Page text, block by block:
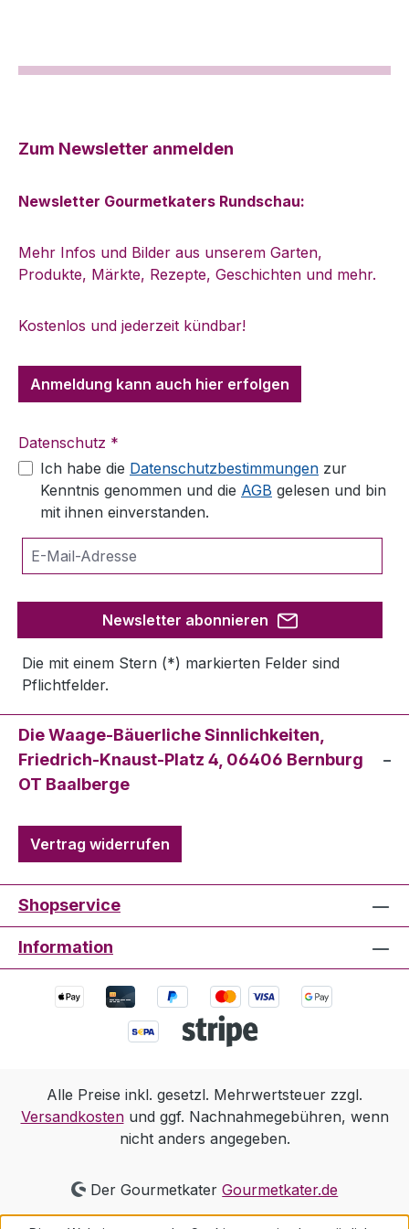
Lieferadresse angeben nicht vergessen!)
Zum Newsletter anmelden
Newsletter Gourmetkaters Rundschau:
Mehr Infos und Bilder aus unserem Garten,
Produkte, Märkte, Rezepte, Geschichten und mehr.
Kostenlos und jederzeit kündbar!
Anmeldung kann auch hier erfolgen
Datenschutz *
Ich habe die Datenschutzbestimmungen zur
Kenntnis genommen und die AGB gelesen und bin
mit ihnen einverstanden.
Newsletter abonnieren
Die mit einem Stern (*) markierten Felder sind
Pflichtfelder.
Die Waage-Bäuerliche Sinnlichkeiten,
Friedrich-Knaust-Platz 4, 06406 Bernburg
OT Baalberge
Vertrag widerrufen
Shopservice
Information
Alle Preise inkl. gesetzl. Mehrwertsteuer zzgl.
Versandkostenund ggf. Nachnahmegebühren, wenn
nicht anders angegeben.
Der GourmetkaterGourmetkater.de